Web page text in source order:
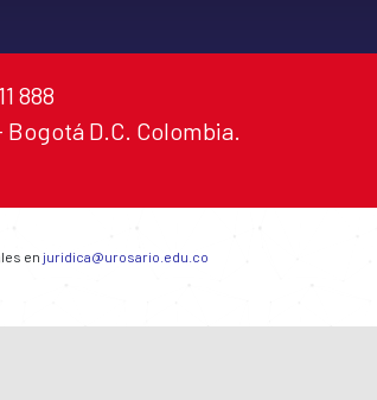
888
Bogotá D.C. Colombia.
en juridica@urosario.edu.co